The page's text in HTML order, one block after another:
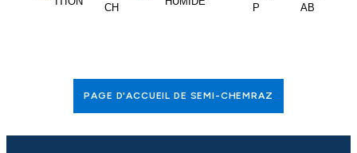
PAGE D'ACCUEIL DE SEMI-CHEMRAZ